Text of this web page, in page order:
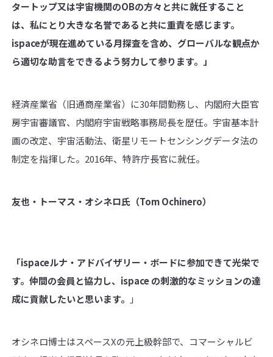
タートップ又は宇宙機関のOBの方々と共に就任すること
は、私にとり大きな名誉であると共に重責を感じます。
ispaceが現在進めている月探査を含め、グローバルな観点か
ら適切な助言をできるよう努力して参ります。」
経済産業省（旧通商産業省）に30年間勤務し、内閣府大臣官
房宇宙審議官、内閣府宇宙戦略事務局長を歴任。宇宙基本計
画の改定、宇宙活動法、衛星リモートセンシングデータ法の
制定を指揮した。2016年、特許庁長官に就任。
友也・トーマス・オシネロ氏（Tom Ochinero）
「ispaceルナ・アドバイザリー・ボードに参加できて光栄で
す。仲間の会員と協力し、 ispaceの刺激的なミッションの達
成に貢献したいと思います。
」
オシネロ博士はスペースXの元上級幹部で、コマーシャルビ